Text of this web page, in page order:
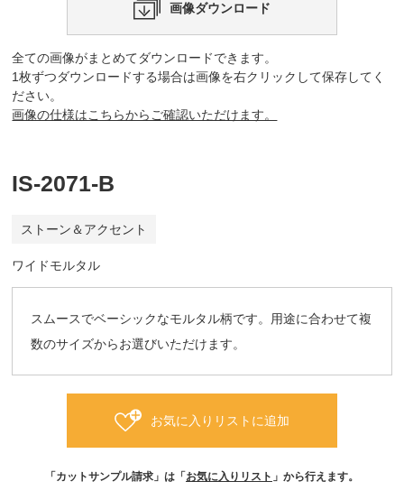
画像ダウンロード
全ての画像がまとめてダウンロードできます。
1枚ずつダウンロードする場合は画像を右クリックして保存してく
ださい。
画像の仕様はこちらからご確認いただけます。
IS-2071-B
ストーン＆アクセント
ワイドモルタル
スムースでベーシックなモルタル柄です。用途に合わせて複
数のサイズからお選びいただけます。
お気に入りリストに追加
「カットサンプル請求」は「 お気に入りリスト 」から行えます。